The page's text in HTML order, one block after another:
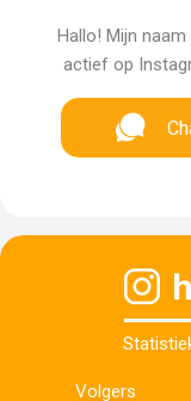
Hallo! Mijn naam
actief op
Volgers